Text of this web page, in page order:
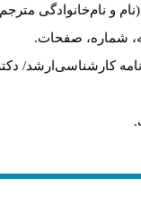
و نام‌خانوادگی
شماره، صفحات.
کارشناسی‌ارشد/